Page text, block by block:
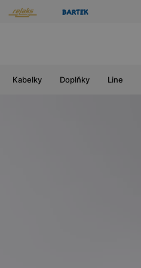
Kabelky Doplňky Line